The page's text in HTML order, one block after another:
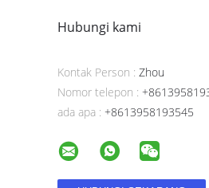
Hubungi kami
Kontak Person : Zhou
Nomor telepon :
ada apa : +8613958193545